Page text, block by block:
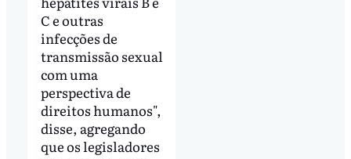
C e outras
infecções de
transmissão sexual
com uma
perspectiva de
direitos humanos",
disse, agregando
que os legisladores